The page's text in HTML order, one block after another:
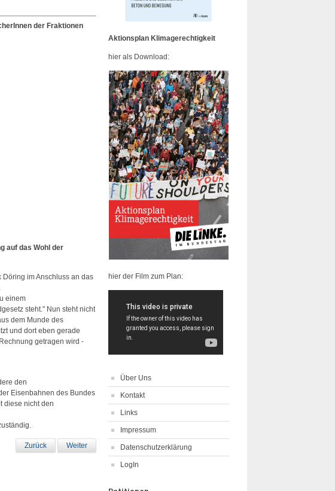
der Fraktionen
auf das Wohl der
Döring im Anschluss an das
einem
steht." Nun steht nicht
dem Munde des
und dort eben gerade
getragen wird -
den
Eisenbahnen des Bundes
diese nicht den
Zurück Weiter
Aktionsplan Klimagerechtigkeit
hier als Download:
hier der Film zum Plan:
Über Uns
Kontakt
Links
Impressum
Datenschutzerklärung
LogIn